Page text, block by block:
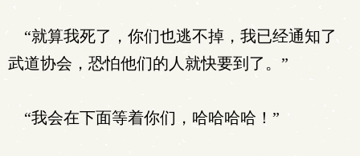
“就算我死了，你们也逃不掉，我已经通知了
武道协会，恐怕他们的人就快要到了。”
“我会在下面等着你们，哈哈哈哈！”